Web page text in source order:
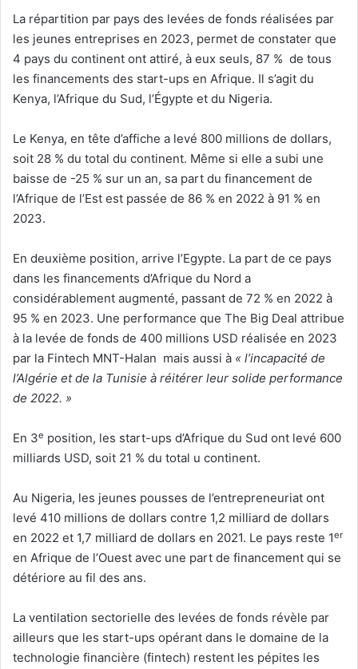
La répartition par pays des levées de fonds réalisées par
les jeunes entreprises en 2023, permet de constater que
4 pays du continent ont attiré, à eux seuls, 87 % de tous
les financements des start-ups en Afrique. Il s’agit du
Kenya, l’Afrique du Sud, l’Égypte et du Nigeria.
Le Kenya, en tête d’affiche a levé 800 millions de dollars,
soit 28 % du total du continent. Même si elle a subi une
baisse de -25 % sur un an, sa part du financement de
l’Afrique de l’Est est passée de 86 % en 2022 à 91 % en
2023.
En deuxième position, arrive l’Egypte. La part de ce pays
dans les financements d’Afrique du Nord a
considérablement augmenté, passant de 72 % en 2022 à
95 % en 2023. Une performance que The Big Deal attribue
à la levée de fonds de 400 millions USD réalisée en 2023
par la Fintech MNT-Halan mais aussi à « l’incapacité de
l’Algérie et de la Tunisie à réitérer leur solide performance
de 2022. »
En 3e position, les start-ups d’Afrique du Sud ont levé 600
milliards USD, soit 21 % du total u continent.
Au Nigeria, les jeunes pousses de l’entrepreneuriat ont
levé 410 millions de dollars contre 1,2 milliard de dollars
en 2022 et 1,7 milliard de dollars en 2021. Le pays reste 1er
en Afrique de l’Ouest avec une part de financement qui se
détériore au fil des ans.
La ventilation sectorielle des levées de fonds révèle par
ailleurs que les start-ups opérant dans le domaine de la
technologie financière (fintech) restent les pépites les